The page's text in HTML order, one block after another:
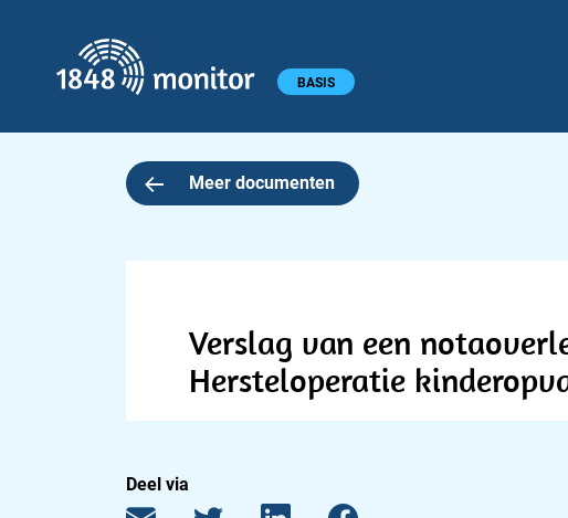
Hoofdmenu BASIS
Meer documenten
Verslag van een
Hersteloperatie
Deel via